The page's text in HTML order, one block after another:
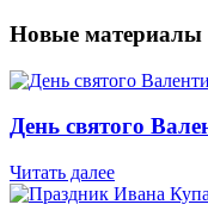
Новые материалы
День святого
Читать далее